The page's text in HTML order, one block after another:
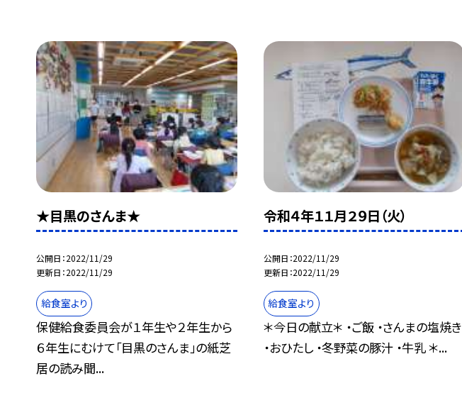
★目黒のさんま★
公開日 2022/11/29
更新日 2022/11/29
給食室より
保健給食委員会が１年生や２年生から
６年生にむけて「目黒のさんま」の紙芝
居の読み聞...
令和４年１１月２９日（火）
公開日 2022/11/29
更新日 2022/11/29
給食室より
＊今日の献立＊ ・ご飯 ・さんまの塩焼き
・おひたし ・冬野菜の豚汁 ・牛乳 ＊...